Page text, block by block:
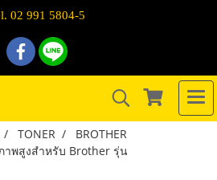
02 991 5804-5
TONER
BROTHER
าพสูงสำหรับ Brother รุ่น